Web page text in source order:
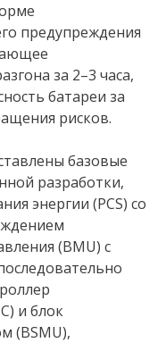
предупреждения
за 2–3 часа,
батареи за
рисков.
базовые
разработки,
энергии (PCS) со
(BMU) с
и блок
(BSMU),